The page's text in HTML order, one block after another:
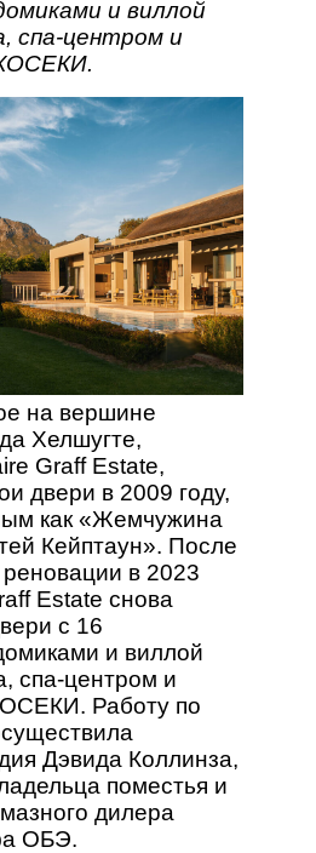
и виллой
спа-центром и
на вершине
Хелшугте,
Graff Estate,
двери в 2009 году,
как «Жемчужина
Кейптаун». После
в 2023
Estate снова
с 16
и виллой
спа-центром и
Работу по
Дэвида Коллинза,
поместья и
дилера
ОБЭ.